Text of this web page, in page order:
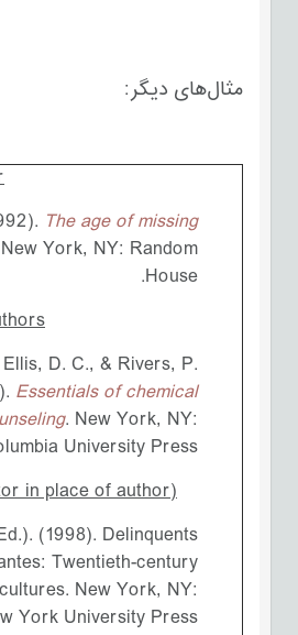
مثال‌های دیگر:
The age of missing
. New York, NY: Random
House.
D. C., & Rivers, P.
Essentials of chemical
. New York, NY:
University Press.
in place of author)
(1998). Delinquents
Twentieth-century
New York, NY:
York University Press.